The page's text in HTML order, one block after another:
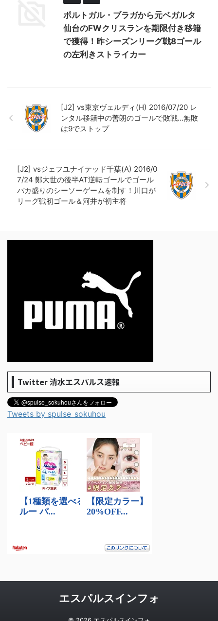
ポルトガル・ブラガから元ベガルタ
仙台のFWクリスランを期限付き移籍
で獲得！昨シーズンリーグ戦8ゴール
の左利きストライカー
[J2] vs東京ヴェルディ(H) 2016/07/20 レ
ンタル移籍中の善朗のゴールで敗戦...無敗
は9でストップ
[J2] vsジェフユナイテッド千葉(A) 2016/0
7/24 鄭大世の後半AT逆転ゴールでゴール
バカ盛りのシーソーゲームを制す！川口が
リーグ戦初ゴール＆河井が初主将
Twitter 清水エスパルス速報
Tweets by spulse_sokuhou
エスパルスインフォ